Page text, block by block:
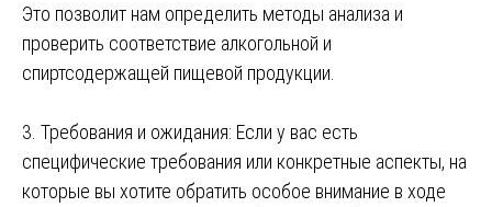
Это позволит нам определить методы анализа и
проверить соответствие алкогольной и
спиртсодержащей пищевой продукции.
3. Требования и ожидания: Если у вас есть
специфические требования или конкретные аспекты, на
которые вы хотите обратить особое внимание в ходе